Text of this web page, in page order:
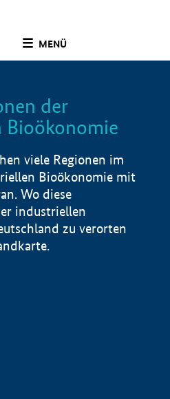
MENÜ
der
viele Regionen im
Bioökonomie mit
Wo diese
industriellen
zu verorten